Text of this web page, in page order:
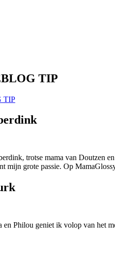
TIP
trotse mama van Doutzen
mijn grote passie. Op
en Philou geniet ik volop van het